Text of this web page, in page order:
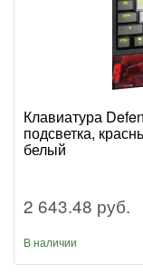
Клавиатура
подсветка,
белый
2 643.48 руб.
В наличии